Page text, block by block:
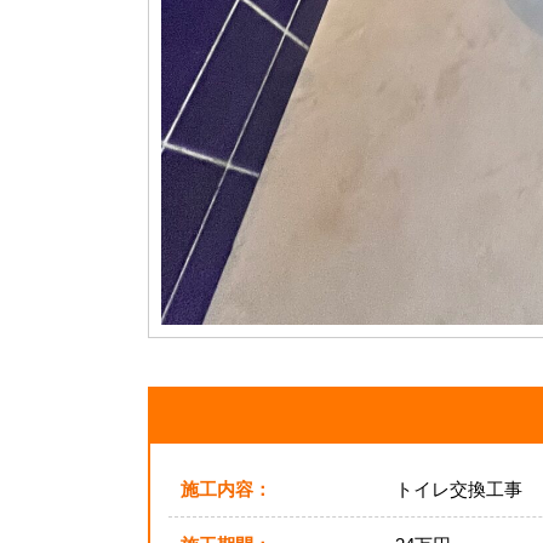
施工内容： トイレ交換工事